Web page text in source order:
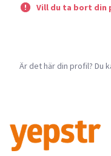
Vill du ta bort din
Är det här din profil? Du